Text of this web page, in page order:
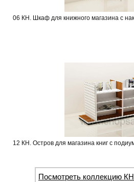
06 КН. Шкаф для книжного магазина с
12 КН. Остров для магазина книг с
Посмотреть коллекцию